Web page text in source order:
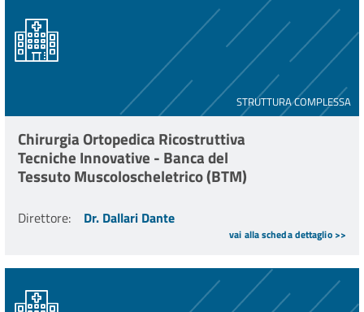
STRUTTURA COMPLESSA
Chirurgia Ortopedica Ricostruttiva
Tecniche Innovative - Banca del
Tessuto Muscoloscheletrico (BTM)
Direttore: Dr. Dallari Dante
vai alla scheda dettaglio >>